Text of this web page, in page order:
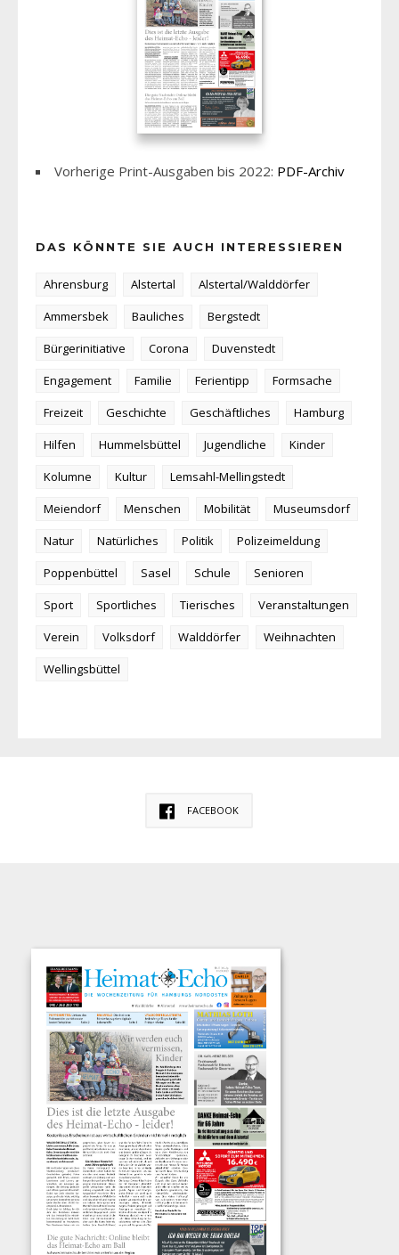
Vorherige Print-Ausgaben bis 2022: PDF-Archiv
DAS KÖNNTE SIE AUCH INTERESSIEREN
Ahrensburg Alstertal
Alstertal/Walddörfer
Ammersbek
Bauliches
Bergstedt
Bürgerinitiative
Corona
Duvenstedt
Engagement
Familie Ferientipp
Formsache
Freizeit
Geschichte Geschäftliches
Hamburg
Hilfen
Hummelsbüttel Jugendliche
Kinder
Kolumne
Kultur
Lemsahl-Mellingstedt
Meiendorf
Menschen Mobilität
Museumsdorf
Natur
Natürliches Politik
Polizeimeldung
Poppenbüttel
Sasel Schule
Senioren
Sport
Sportliches Tierisches
Veranstaltungen
Verein
Volksdorf Walddörfer
Weihnachten
Wellingsbüttel
FACEBOOK